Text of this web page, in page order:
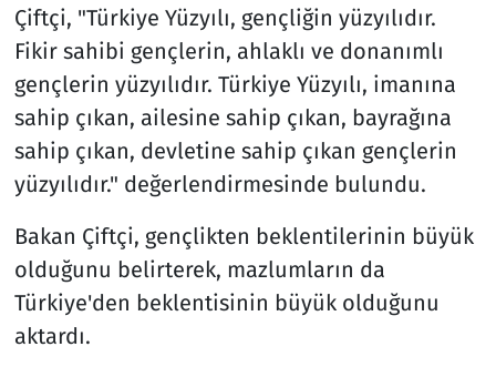
Çiftçi, "Türkiye Yüzyılı, gençliğin yüzyılıdır.
Fikir sahibi gençlerin, ahlaklı ve donanımlı
gençlerin yüzyılıdır. Türkiye Yüzyılı, imanına
sahip çıkan, ailesine sahip çıkan, bayrağına
sahip çıkan, devletine sahip çıkan gençlerin
yüzyılıdır." değerlendirmesinde bulundu.
Bakan Çiftçi, gençlikten beklentilerinin büyük
olduğunu belirterek, mazlumların da
Türkiye'den beklentisinin büyük olduğunu
aktardı.